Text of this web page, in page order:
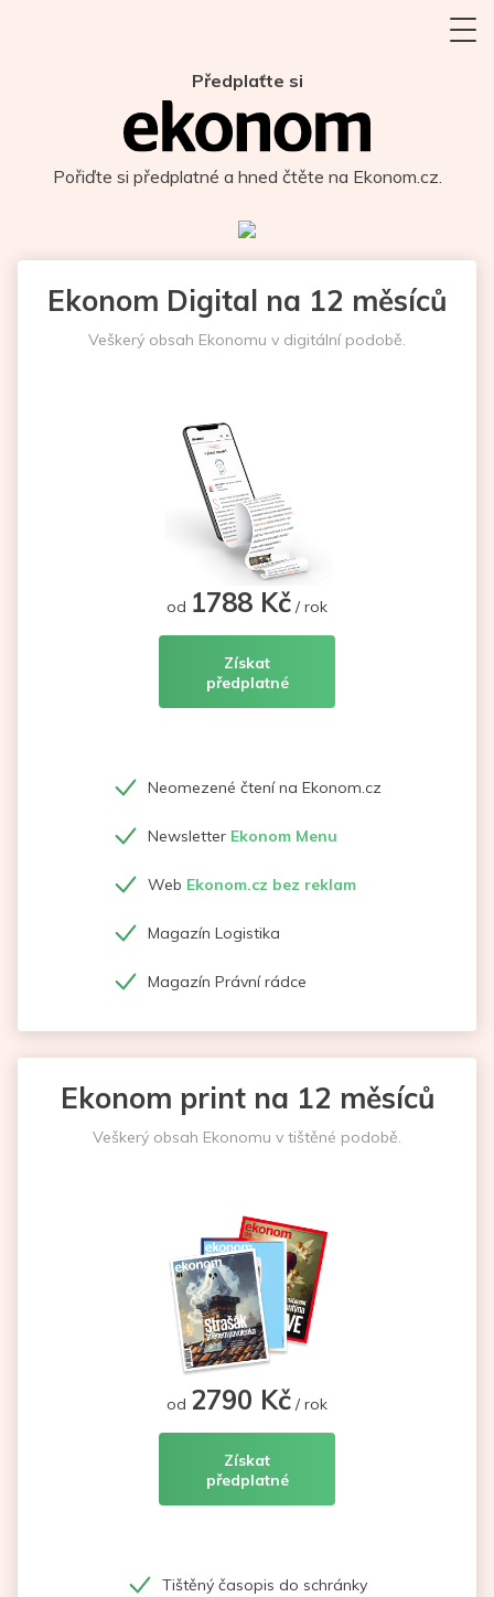
Předplaťte si
Pořiďte si předplatné a hned čtěte na Ekonom.cz.
Ekonom Digital na 12 měsíců
Veškerý obsah Ekonomu v digitální podobě.
od 1788 Kč / rok
Získat
předplatné
Neomezené čtení na Ekonom.cz
Newsletter Ekonom Menu
Web Ekonom.cz bez reklam
Magazín Logistika
Magazín Právní rádce
Ekonom print na 12 měsíců
Veškerý obsah Ekonomu v tištěné podobě.
od 2790 Kč / rok
Získat
předplatné
Tištěný časopis do schránky